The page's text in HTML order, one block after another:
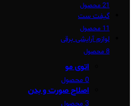
21 محصول
گیفت ست
11 محصول
لوازم آرایشی برقی
8 محصول
اتوی مو
0 محصول
اصلاح صورت و بدن
3 محصول